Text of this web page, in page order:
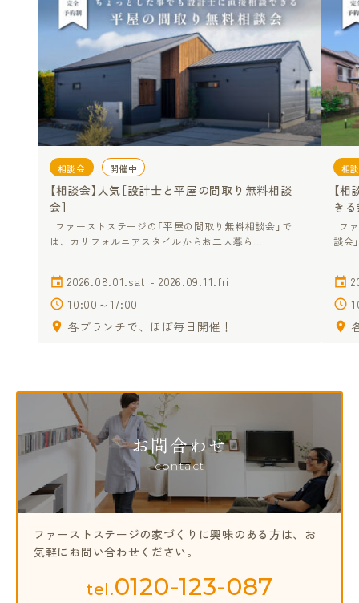
相談会 開催中
【相談会】人気［設計士と平屋の間取り無料相談
会］
ファーストステージの「平屋の間取り無料相談会」で
は、カリフォルニアスタイルからお二人暮ら…
2026.08.01.sat - 2026.09.11.fri
10:00～17:00
各ブランチで、ほぼ毎日開催！
相
【
き
フ
談会
お問合わせ
contact
ファーストステージの家づくりに興味のある方は、 お
気軽にお問い合わせください。
tel.0120-123-087